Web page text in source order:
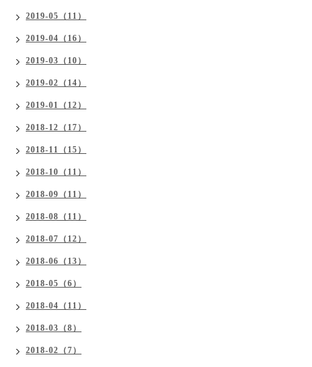
2019-05（11）
2019-04（16）
2019-03（10）
2019-02（14）
2019-01（12）
2018-12（17）
2018-11（15）
2018-10（11）
2018-09（11）
2018-08（11）
2018-07（12）
2018-06（13）
2018-05（6）
2018-04（11）
2018-03（8）
2018-02（7）